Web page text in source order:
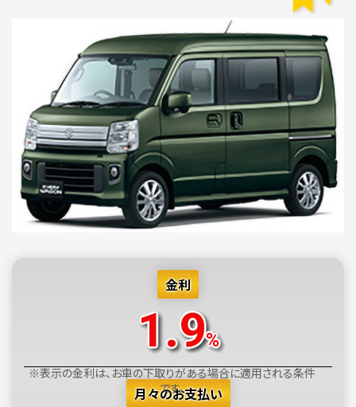
金利
1.9%
※表示の金利は、お車の下取りがある場合に適用される条件
です。
月々のお支払い